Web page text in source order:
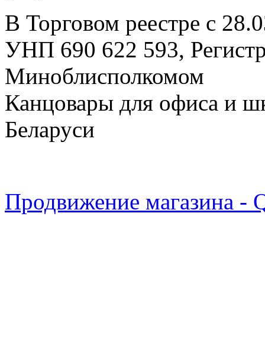
В Торговом реестре с
УНП 690 622 593,
Миноблисполкомом
Канцовары для офиса и
Беларуси
Продвижение магазина -